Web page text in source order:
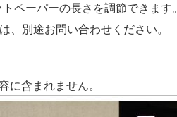
ペーパーの長さを調節できます。
、別途お問い合わせください。
に含まれません。